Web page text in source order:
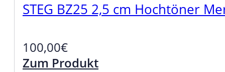
STEG BZ25 2,5 cm Hochtöner
100,00€
Zum Produkt